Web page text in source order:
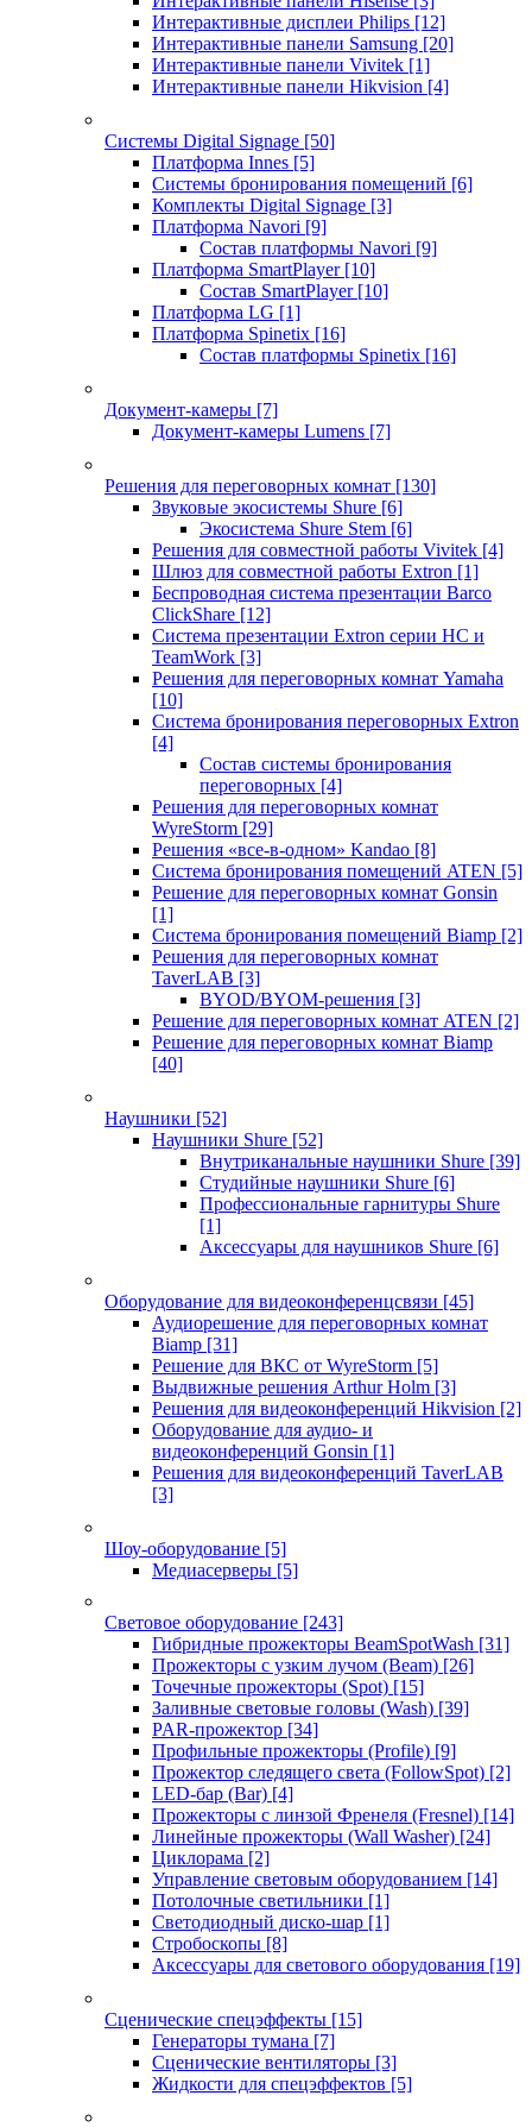
Интерактивные дисплеи Philips [12]
Интерактивные панели Samsung [20]
Интерактивные панели Vivitek [1]
Интерактивные панели Hikvision [4]
Системы Digital Signage [50]
Платформа Innes [5]
Системы бронирования помещений [6]
Комплекты Digital Signage [3]
Платформа Navori [9]
Состав платформы Navori [9]
Платформа SmartPlayer [10]
Состав SmartPlayer [10]
Платформа LG [1]
Платформа Spinetix [16]
Состав платформы Spinetix [16]
Документ-камеры [7]
Документ-камеры Lumens [7]
Решения для переговорных комнат [130]
Звуковые экосистемы Shure [6]
Экосистема Shure Stem [6]
Решения для совместной работы Vivitek [4]
Шлюз для совместной работы Extron [1]
Беспроводная система презентации Barco
ClickShare [12]
Система презентации Extron серии HC и
TeamWork [3]
Решения для переговорных комнат Yamaha
[10]
Система бронирования переговорных Extron
[4]
Состав системы бронирования
переговорных [4]
Решения для переговорных комнат
WyreStorm [29]
Решения «все-в-одном» Kandao [8]
Система бронирования помещений ATEN [5]
Решение для переговорных комнат Gonsin
[1]
Система бронирования помещений Biamp [2]
Решения для переговорных комнат
TaverLAB [3]
BYOD/BYOM-решения [3]
Решение для переговорных комнат ATEN [2]
Решение для переговорных комнат Biamp
[40]
Наушники [52]
Наушники Shure [52]
Внутриканальные наушники Shure [39]
Студийные наушники Shure [6]
Профессиональные гарнитуры Shure
[1]
Аксессуары для наушников Shure [6]
Оборудование для видеоконференцсвязи [45]
Аудиорешение для переговорных комнат
Biamp [31]
Решение для ВКС от WyreStorm [5]
Выдвижные решения Arthur Holm [3]
Решения для видеоконференций Hikvision [2]
Оборудование для аудио- и
видеоконференций Gonsin [1]
Решения для видеоконференций TaverLAB
[3]
Шоу-оборудование [5]
Медиасерверы [5]
Световое оборудование [243]
Гибридные прожекторы BeamSpotWash [31]
Прожекторы с узким лучом (Beam) [26]
Точечные прожекторы (Spot) [15]
Заливные световые головы (Wash) [39]
PAR-прожектор [34]
Профильные прожекторы (Profile) [9]
Прожектор следящего света (FollowSpot) [2]
LED-бар (Bar) [4]
Прожекторы с линзой Френеля (Fresnel) [14]
Линейные прожекторы (Wall Washer) [24]
Циклорама [2]
Управление световым оборудованием [14]
Потолочные светильники [1]
Светодиодный диско-шар [1]
Стробоскопы [8]
Аксессуары для светового оборудования [19]
Сценические спецэффекты [15]
Генераторы тумана [7]
Сценические вентиляторы [3]
Жидкости для спецэффектов [5]